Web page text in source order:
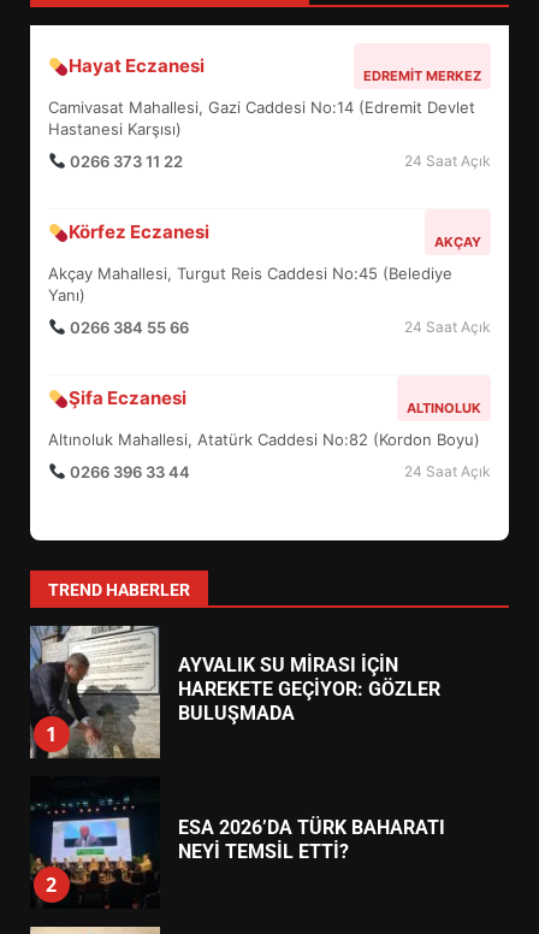
Hayat Eczanesi EDREMIT MERKEZ
Camivasat Mahallesi, Gazi Caddesi No:14 (Edremit Devlet
Hastanesi Karşısı)
0266 373 11 22
24 Saat Açık
Körfez Eczanesi AKÇAY
Akçay Mahallesi, Turgut Reis Caddesi No:45 (Belediye
Yanı)
0266 384 55 66
24 Saat Açık
Şifa Eczanesi ALTINOLUK
Altınoluk Mahallesi, Atatürk Caddesi No:82 (Kordon Boyu)
0266 396 33 44
24 Saat Açık
TREND HABERLER
4
EDREMİT’İN GURURU TÜRKİYE
FİNALİNDE NE BAŞARDI?
5
BALIKESİR MÜZELERİNDE SÜRE
6
TURNUVASI KAYITLARI NEYİ
DEĞİŞTİRİYOR?
7
YENİ YÖNETİM NASIL
1
AYVALIK SU MİRASI İÇİN
HAREKETE GEÇİYOR: GÖZLER
BULUŞMADA
2
ESA 2026’DA TÜRK BAHARATI
NEYİ TEMSİL ETTİ?